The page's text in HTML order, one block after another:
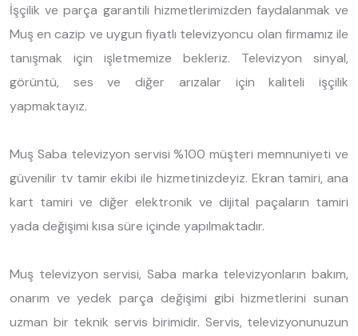
İşçilik ve parça garantili hizmetlerimizden faydalanmak ve
Muş en cazip ve uygun fiyatlı televizyoncu olan firmamız ile
tanışmak için işletmemize bekleriz. Televizyon sinyal,
görüntü, ses ve diğer arızalar için kaliteli işçilik
yapmaktayız.
Muş Saba televizyon servisi %100 müşteri memnuniyeti ve
güvenilir tv tamir ekibi ile hizmetinizdeyiz. Ekran tamiri, ana
kart tamiri ve diğer elektronik ve dijital paçaların tamiri
yada değişimi kısa süre içinde yapılmaktadır.
Muş televizyon servisi, Saba marka televizyonların bakım,
onarım ve yedek parça değişimi gibi hizmetlerini sunan
uzman bir teknik servis birimidir. Servis, televizyonunuzun